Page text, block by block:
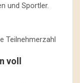
und Sportler.
Teilnehmerzahl
voll